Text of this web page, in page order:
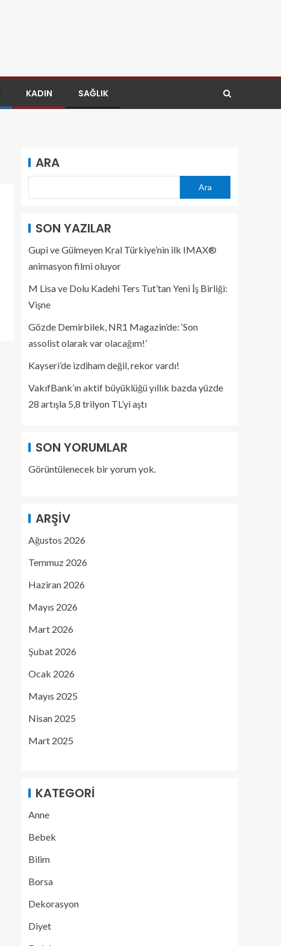
KADIN SAĞLIK
ARA
Ara
SON YAZILAR
Gupi ve Gülmeyen Kral Türkiye’nin ilk IMAX®
animasyon filmi oluyor
M Lisa ve Dolu Kadehi Ters Tut’tan Yeni İş Birliği:
Vişne
Gözde Demirbilek, NR1 Magazin’de: ‘Son
assolist olarak var olacağım!’
Kayseri’de izdiham değil, rekor vardı!
VakıfBank’ın aktif büyüklüğü yıllık bazda yüzde
28 artışla 5,8 trilyon TL’yi aştı
SON YORUMLAR
Görüntülenecek bir yorum yok.
ARŞIV
Ağustos 2026
Temmuz 2026
Haziran 2026
Mayıs 2026
Mart 2026
Şubat 2026
Ocak 2026
Mayıs 2025
Nisan 2025
Mart 2025
KATEGORI
Anne
Bebek
Bilim
Borsa
Dekorasyon
Diyet